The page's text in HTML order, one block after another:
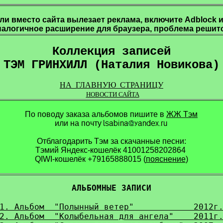
вместо сайта вылезает реклама, включите Adblock
расширение для браузера, проблема
Коллекция записей
ТЭМ ГРИНХИЛЛ (Наталия Новикова)
НА ГЛАВНУЮ СТРАНИЦУ
НОВОСТИ САЙТА
По поводу заказа альбомов пишите в ЖЖ Тэм
или на почту
Отблагодарить Тэм за скачанные песни:
Тэмий Яндекс-кошелёк 41001258202864
QIWI-кошелёк +79165888015 (пояснение)
АЛЬБОМНЫЕ ЗАПИСИ
Альбом  "Полынный ветер"            2012г.
Альбом  "Колыбельная для ангела"    2011г.